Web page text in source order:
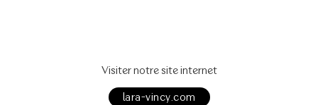
Visiter notre site internet
lara-vincy.com